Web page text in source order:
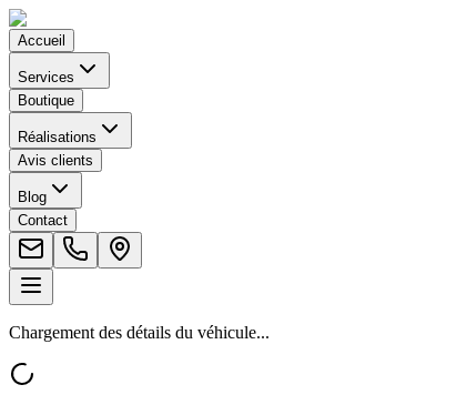
Accueil
Services
Boutique
Réalisations
Avis clients
Blog
Contact
Chargement des détails du véhicule...